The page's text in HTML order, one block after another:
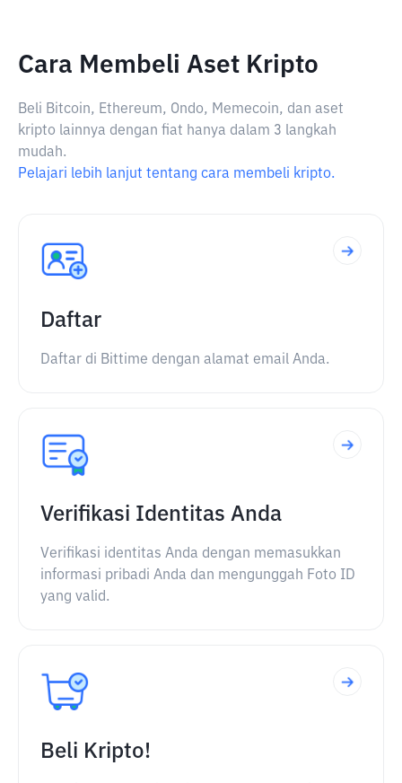
Cara Membeli Aset Kripto
Beli Bitcoin, Ethereum, Ondo, Memecoin, dan aset
kripto lainnya dengan fiat hanya dalam 3 langkah
mudah.
Pelajari lebih lanjut tentang cara membeli kripto.
Daftar
Daftar di Bittime dengan alamat email Anda.
Verifikasi Identitas Anda
Verifikasi identitas Anda dengan memasukkan
informasi pribadi Anda dan mengunggah Foto ID
yang valid.
Beli Kripto!